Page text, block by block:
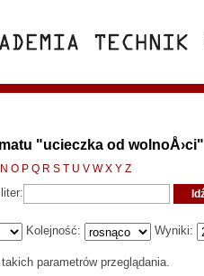
"ucieczka od wolnoÅ›ci"
N O P Q R S T U V W X Y Z
Kolejność: Wyniki:
parametrów przeglądania.